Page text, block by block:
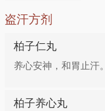
盗汗方剂
柏子仁丸
养心安神，和胃止汗。
柏子养心丸